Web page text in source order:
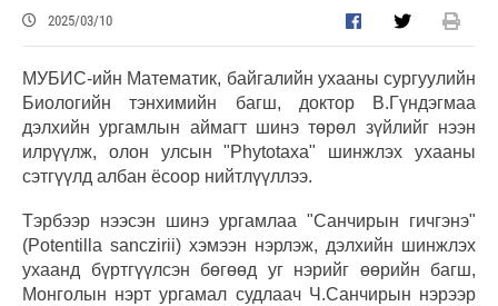
2025/03/10
МУБИС-ийн Математик, байгалийн ухааны сургуулийн
Биологийн тэнхимийн багш, доктор В.Гүндэгмаа
дэлхийн ургамлын аймагт шинэ төрөл зүйлийг нээн
илрүүлж, олон улсын "Phytotaxa" шинжлэх ухааны
сэтгүүлд албан ёсоор нийтлүүллээ.
Тэрбээр нээсэн шинэ ургамлаа "Санчирын гичгэнэ"
(Potentilla sanczirii) хэмээн нэрлэж, дэлхийн шинжлэх
ухаанд бүртгүүлсэн бөгөөд уг нэрийг өөрийн багш,
Монголын нэрт ургамал судлаач Ч.Санчирын нэрээр